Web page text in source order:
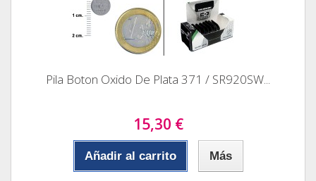
Pila Boton Oxido De Plata 371 / SR920SW...
15,30 €
Añadir al carrito Más